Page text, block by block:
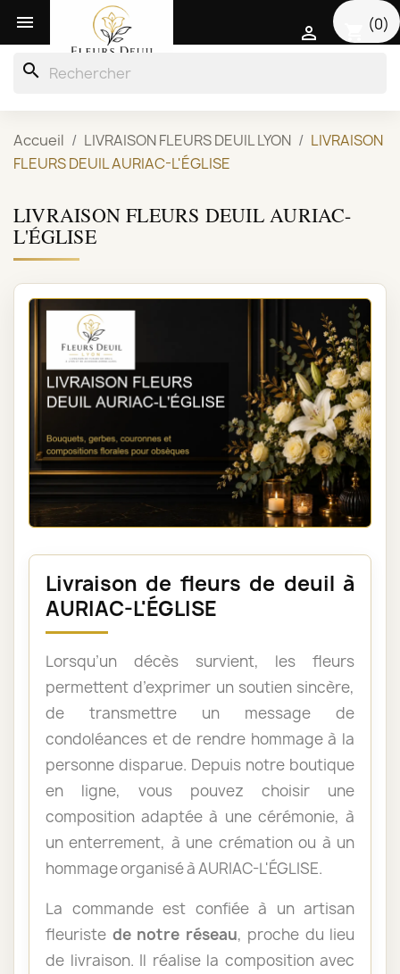
 (0)

search
Accueil LIVRAISON FLEURS DEUIL LYON
LIVRAISON
FLEURS DEUIL AURIAC-L'ÉGLISE
LIVRAISON FLEURS DEUIL AURIAC-
L'ÉGLISE
Livraison de fleurs de deuil à
AURIAC-L'ÉGLISE
Lorsqu’un décès survient, les fleurs
permettent d’exprimer un soutien sincère,
de transmettre un message de
condoléances et de rendre hommage à la
personne disparue. Depuis notre boutique
en ligne, vous pouvez choisir une
composition adaptée à une cérémonie, à
un enterrement, à une crémation ou à un
hommage organisé à AURIAC-L'ÉGLISE.
La commande est confiée à un artisan
fleuriste de notre réseau, proche du lieu
de livraison. Il réalise la composition avec